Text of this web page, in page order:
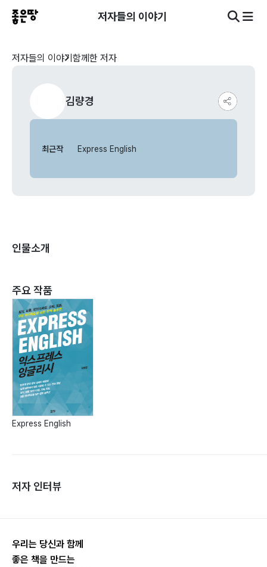
저자들의 이야기
저자들의 이야기 함께한 저자
김량경
최근작 Express English
인물소개
주요 작품
Express English
저자 인터뷰
우리는 당신과 함께
좋은 책을 만드는